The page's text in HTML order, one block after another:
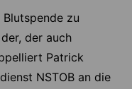
zu
der auch
Patrick
NSTOB an die